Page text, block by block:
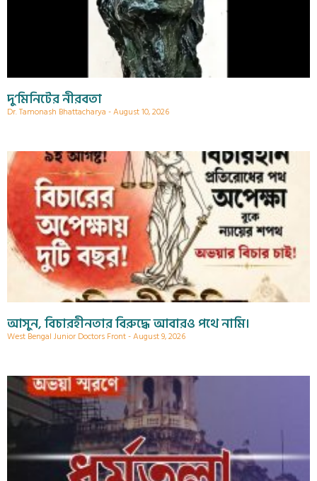
দু’মিনিটের নীরবতা
Dr. Tamonash Bhattacharya August 10, 2026
আসুন, বিচারহীনতার বিরুদ্ধে আবারও পথে নামি।
West Bengal Junior Doctors Front August 9, 2026